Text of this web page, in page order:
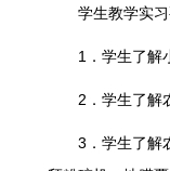
学生教学实习
1．学生了解小
2．学生了解农
3．学生了解农